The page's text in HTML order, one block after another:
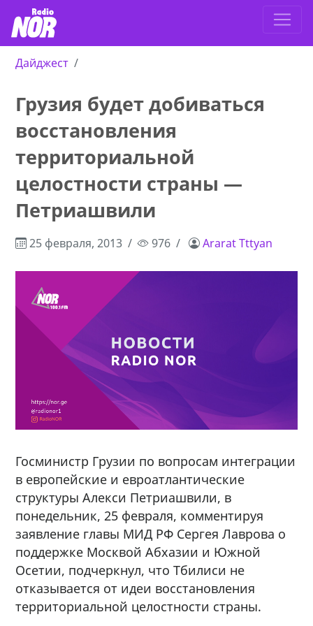
Дайджест
Грузия будет добиваться
восстановления
территориальной
целостности страны —
Петриашвили
25 февраля, 2013 976 Ararat Tttyan
Госминистр Грузии по вопросам интеграции
в европейские и евроатлантические
структуры Алекси Петриашвили, в
понедельник, 25 февраля, комментируя
заявление главы МИД РФ Сергея Лаврова о
поддержке Москвой Абхазии и Южной
Осетии, подчеркнул, что Тбилиси не
отказывается от идеи восстановления
территориальной целостности страны.